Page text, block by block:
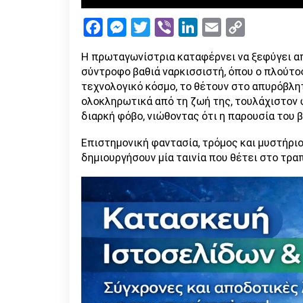
Facebook
Messenger
Twitter
ViberLinkedIn
Email
Link
Η πρωταγωνίστρια καταφέρνει να ξεφύγει
σύντροφο βαθιά ναρκισσιστή, όπου ο
τεχνολογικό κόσμο, το θέτουν στο
ολοκληρωτικά από τη ζωή της, τουλάχιστον
διαρκή φόβο, νιώθοντας ότι η παρουσία του
Επιστημονική φαντασία, τρόμος και
δημιουργήσουν μία ταινία που θέτει στο